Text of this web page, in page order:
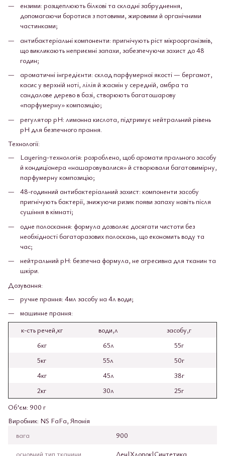
ензими: розщеплюють білкові та складні забруднення,
допомагаючи боротися з потовими, жировими й органічними
частинками;
антибактеріальні компоненти: пригнічують ріст мікроорганізмів,
що викликають неприємні запахи, забезпечуючи захист до 48
годин;
ароматичні інгредієнти: склад парфумерної якості — бергамот,
касис у верхній ноті, лілія й жасмін у середній, амбра та
сандалове дерево в базі, створюють багатошарову
«парфумерну» композицію;
регулятор pH: лимонна кислота, підтримує нейтральний рівень
рН для безпечного прання.
Технології:
Layering-технологія: розроблено, щоб аромати прального засобу
й кондиціонера «нашаровувалися» й створювали багатовимірну,
парфумерну композицію;
48-годинний антибактеріальний захист: компоненти засобу
пригнічують бактерії, знижуючи ризик появи запаху навіть після
сушіння в кімнаті;
одне полоскання: формула дозволяє досягати чистоти без
необхідності багаторазових полоскань, що економить воду та
час;
нейтральний pH: безпечна формула, не агресивна для тканин та
шкіри.
Дозування:
ручне прання: 4мл засобу на 4л води;
машинне прання:
к-сть речей,кг
води,л
засобу,г
6кг
65л
55г
5кг
55л
50г
4кг
45л
38г
2кг
30л
25г
Об'єм: 900 г
Виробник: NS FaFa, Японія
вага
900
основний тип тканини
Лен|Хлопок|Синтетика